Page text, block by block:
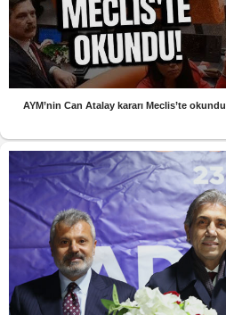
AYM’nin Can Atalay kararı Meclis’te okundu